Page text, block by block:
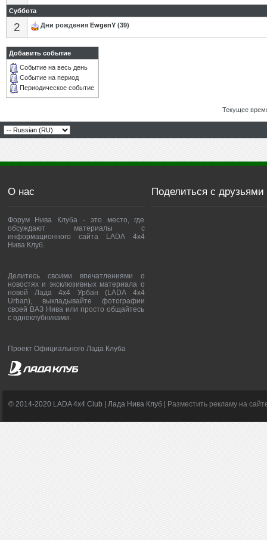
Суббота
2 Дни рождения EwgenY (39)
Добавить событие
Событие на весь день
Событие на период
Периодическое событие
Текущее
О нас
Форум Нива Клуба - это место, где
обсуждают материалы с
информационного сайта LADA 4x4
Нива Клуб.
Делитесь своими впечатлениями о
новостях и эксклюзивных материала о
новой Лада 4х4 Урбан (LADA 4x4
Urban), выкладывайте фотографии
своей ВАЗ Нива или просто общайтесь
с одноклубниками.
Проект Официального Лада Клуба
Поделиться с друзьями
© 2014-2020 LADA 4x4 Club | Лада Нива Клуб | Разместить рекламу на